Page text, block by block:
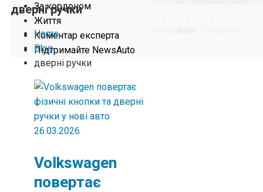
За кордоном
Життя
Коментар експерта
Підтримайте NewsAuto
дверні ручки
Home
Blog
дверні ручки
26.03.2026
Volkswagen
повертає